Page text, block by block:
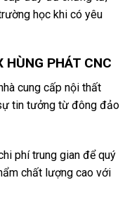
học khi có yêu
HÙNG PHÁT CNC
cung cấp nội thất
tin tưởng từ đông đảo
phí trung gian để quý
chất lượng cao với